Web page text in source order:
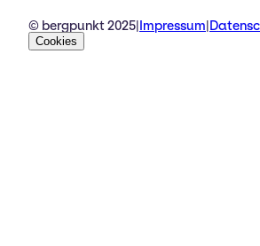
© bergpunkt 2025|Impressum|
Cookies